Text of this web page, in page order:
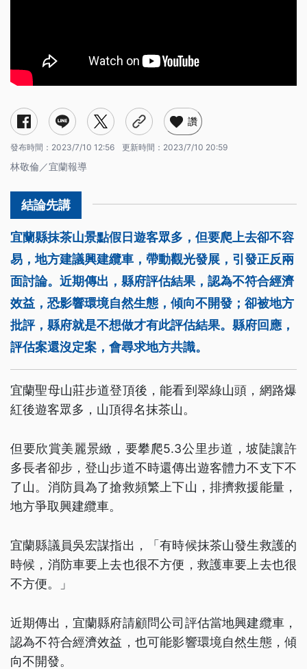
讚
發布時間： 2023/7/10 12:56 更新時間： 2023/7/10 20:59
林敬倫／宜蘭報導
宜蘭縣抹茶山景點假日遊客眾多，但要爬上去卻不容
易，地方建議興建纜車，帶動觀光發展，引發正反兩
面討論。近期傳出，縣府評估結果，認為不符合經濟
效益，恐影響環境自然生態，傾向不開發；卻被地方
批評，縣府就是不想做才有此評估結果。縣府回應，
評估案還沒定案，會尋求地方共識。
宜蘭聖母山莊步道登頂後，能看到翠綠山頭，網路爆
紅後遊客眾多，山頂得名抹茶山。
但要欣賞美麗景緻，要攀爬5.3公里步道，坡陡讓許
多長者卻步，登山步道不時還傳出遊客體力不支下不
了山。消防員為了搶救頻繁上下山，排擠救援能量，
地方爭取興建纜車。
宜蘭縣議員吳宏謀指出，「有時候抹茶山發生救護的
時候，消防車要上去也很不方便，救護車要上去也很
不方便。」
近期傳出，宜蘭縣府請顧問公司評估當地興建纜車，
認為不符合經濟效益，也可能影響環境自然生態，傾
向不開發。